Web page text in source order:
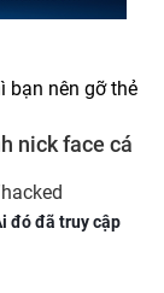
bạn nên gỡ thẻ
nick face cá
đó đã truy cập